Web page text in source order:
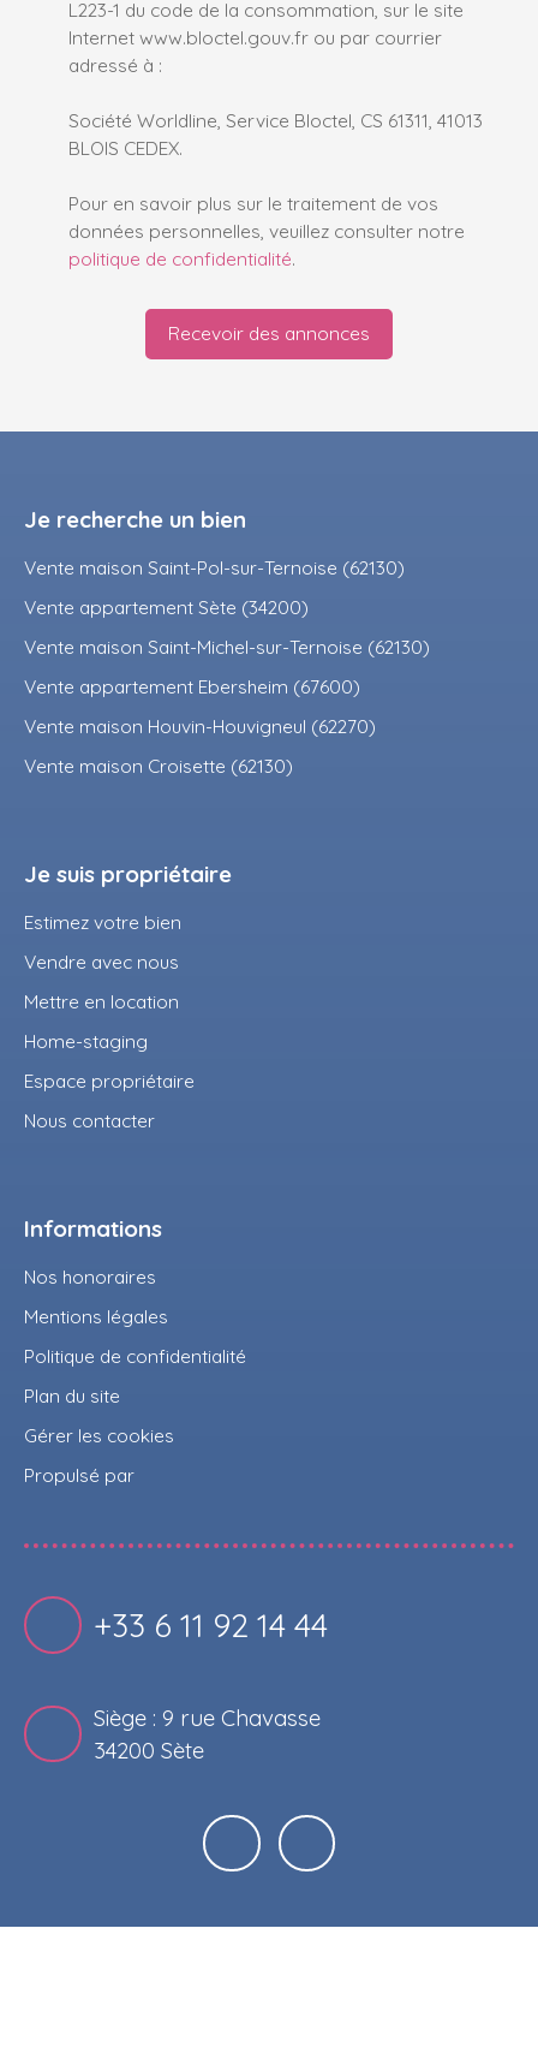
L223-1 du code de la consommation, sur le site
Internet www.bloctel.gouv.fr ou par courrier
adressé à :
Société Worldline, Service Bloctel, CS 61311, 41013
BLOIS CEDEX.
Pour en savoir plus sur le traitement de vos
données personnelles, veuillez consulter notre
politique de confidentialité.
Recevoir des annonces
Je recherche un bien
Vente maison Saint-Pol-sur-Ternoise (62130)
Vente appartement Sète (34200)
Vente maison Saint-Michel-sur-Ternoise (62130)
Vente appartement Ebersheim (67600)
Vente maison Houvin-Houvigneul (62270)
Vente maison Croisette (62130)
Je suis propriétaire
Estimez votre bien
Vendre avec nous
Mettre en location
Home-staging
Espace propriétaire
Nous contacter
Informations
Nos honoraires
Mentions légales
Politique de confidentialité
Plan du site
Gérer les cookies
Propulsé par
+33 6 11 92 14 44
Siège : 9 rue Chavasse
34200 Sète